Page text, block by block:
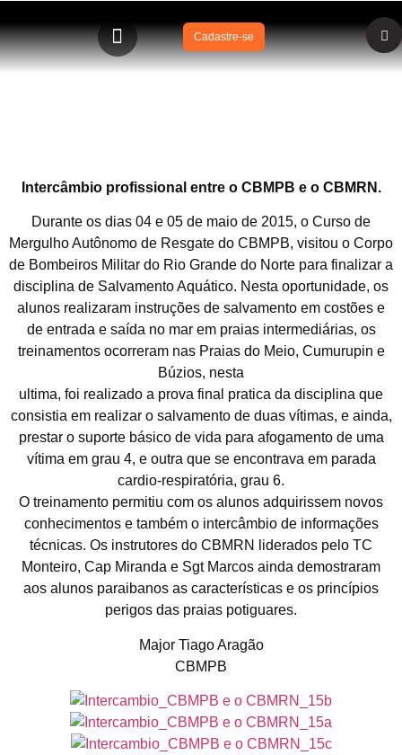
Cadastre-se
Intercâmbio profissional entre o CBMPB e o CBMRN
Intercâmbio profissional entre o CBMPB e o CBMRN.
Durante os dias 04 e 05 de maio de 2015, o Curso de
Mergulho Autônomo de Resgate do CBMPB, visitou o Corpo
de Bombeiros Militar do Rio Grande do Norte para finalizar a
disciplina de Salvamento Aquático. Nesta oportunidade, os
alunos realizaram instruções de salvamento em costões e
de entrada e saída no mar em praias intermediárias, os
treinamentos ocorreram nas Praias do Meio, Cumurupin e
Búzios, nesta
ultima, foi realizado a prova final pratica da disciplina que
consistia em realizar o salvamento de duas vítimas, e ainda,
prestar o suporte básico de vida para afogamento de uma
vítima em grau 4, e outra que se encontrava em parada
cardio-respiratória, grau 6.
O treinamento permitiu com os alunos adquirissem novos
conhecimentos e também o intercâmbio de informações
técnicas. Os instrutores do CBMRN liderados pelo TC
Monteiro, Cap Miranda e Sgt Marcos ainda demostraram
aos alunos paraibanos as características e os princípios
perigos das praias potiguares.
Major Tiago Aragão
CBMPB